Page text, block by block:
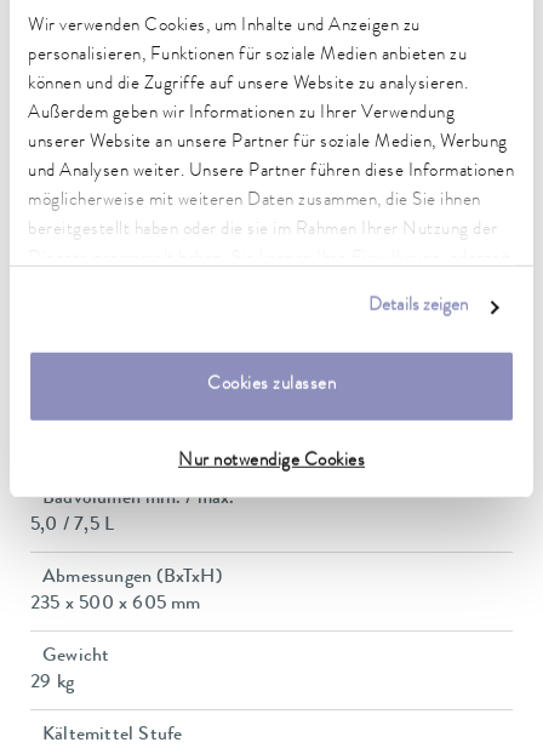
Wir verwenden Cookies, um Inhalte und Anzeigen zu
personalisieren, Funktionen für soziale Medien anbieten zu
können und die Zugriffe auf unsere Website zu analysieren.
Außerdem geben wir Informationen zu Ihrer Verwendung
unserer Website an unsere Partner für soziale Medien, Werbung
und Analysen weiter. Unsere Partner führen diese Informationen
möglicherweise mit weiteren Daten zusammen, die Sie ihnen
bereitgestellt haben oder die sie im Rahmen Ihrer Nutzung der
Details zeigen
Cookies zulassen
Nur notwendige Cookies
Temperaturkonstanz
0,05 ± K
Heizleistung max.
Leistungsaufnahme max.
1,8 kW
Leistungsaufnahme
Pumpe Förderstrom max. (Druck)
Badvolumen min. / max.
5,0 / 7,5 L
Abmessungen (BxTxH)
235 x 500 x 605 mm
Gewicht
29 kg
Kältemittel Stufe